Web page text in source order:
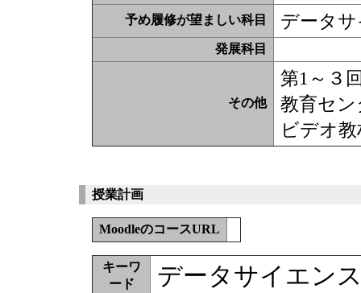
予め履修が望ましい科目 データ
発展科目
その他
第1～３
教育セン
ビデオ
授業計画
MoodleのコースURL
キーワ
ード
データサイエン